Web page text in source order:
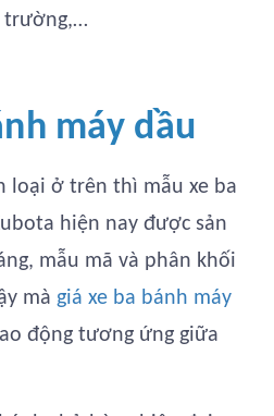
trường,…
máy dầu
loại ở trên thì mẫu xe ba
hiện nay được sản
mẫu mã và phân khối
mà giá xe ba bánh máy
động tương ứng giữa